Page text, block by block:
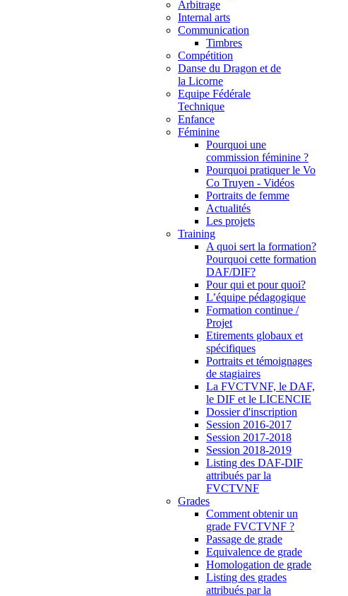
Arbitrage
Internal arts
Communication
Timbres
Compétition
Danse du Dragon et de
la Licorne
Equipe Fédérale
Technique
Enfance
Féminine
Pourquoi une
commission féminine ?
Pourquoi pratiquer le Vo
Co Truyen - Vidéos
Portraits de femme
Actualités
Les projets
Training
A quoi sert la formation?
Pourquoi cette formation
DAF/DIF?
Pour qui et pour quoi?
L’équipe pédagogique
Formation continue /
Projet
Etirements globaux et
spécifiques
Portraits et témoignages
de stagiaires
La FVCTVNF, le DAF,
le DIF et le LICENCIE
Dossier d'inscription
Session 2016-2017
Session 2017-2018
Session 2018-2019
Listing des DAF-DIF
attribués par la
FVCTVNF
Grades
Comment obtenir un
grade FVCTVNF ?
Passage de grade
Equivalence de grade
Homologation de grade
Listing des grades
attribués par la